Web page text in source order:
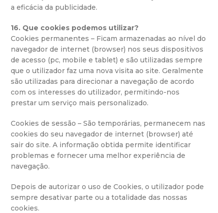
a eficácia da publicidade.
16. Que cookies podemos utilizar?
Cookies permanentes – Ficam armazenadas ao nível do
navegador de internet (browser) nos seus dispositivos
de acesso (pc, mobile e tablet) e são utilizadas sempre
que o utilizador faz uma nova visita ao site. Geralmente
são utilizadas para direcionar a navegação de acordo
com os interesses do utilizador, permitindo-nos
prestar um serviço mais personalizado.
Cookies de sessão – São temporárias, permanecem nas
cookies do seu navegador de internet (browser) até
sair do site. A informação obtida permite identificar
problemas e fornecer uma melhor experiência de
navegação.
Depois de autorizar o uso de Cookies, o utilizador pode
sempre desativar parte ou a totalidade das nossas
cookies.